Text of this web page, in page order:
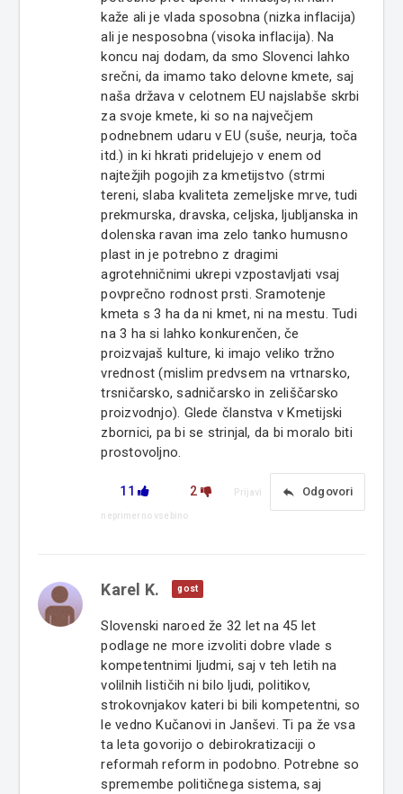
kaže ali je vlada sposobna (nizka inflacija)
ali je nesposobna (visoka inflacija). Na
koncu naj dodam, da smo Slovenci lahko
srečni, da imamo tako delovne kmete, saj
naša država v celotnem EU najslabše skrbi
za svoje kmete, ki so na največjem
podnebnem udaru v EU (suše, neurja, toča
itd.) in ki hkrati pridelujejo v enem od
najtežjih pogojih za kmetijstvo (strmi
tereni, slaba kvaliteta zemeljske mrve, tudi
prekmurska, dravska, celjska, ljubljanska in
dolenska ravan ima zelo tanko humusno
plast in je potrebno z dragimi
agrotehničnimi ukrepi vzpostavljati vsaj
povprečno rodnost prsti. Sramotenje
kmeta s 3 ha da ni kmet, ni na mestu. Tudi
na 3 ha si lahko konkurenčen, če
proizvajaš kulture, ki imajo veliko tržno
vrednost (mislim predvsem na vrtnarsko,
trsničarsko, sadničarsko in zeliščarsko
proizvodnjo). Glede članstva v Kmetijski
zbornici, pa bi se strinjal, da bi moralo biti
prostovoljno.
11 2 reply Odgovori
Prijavi
neprimerno vsebino
Karel K. gost
Slovenski naroed že 32 let na 45 let
podlage ne more izvoliti dobre vlade s
kompetentnimi ljudmi, saj v teh letih na
volilnih lističih ni bilo ljudi, politikov,
strokovnjakov kateri bi bili kompetentni, so
le vedno Kučanovi in Janševi. Ti pa že vsa
ta leta govorijo o debirokratizaciji o
reformah reform in podobno. Potrebne so
spremembe političnega sistema, saj